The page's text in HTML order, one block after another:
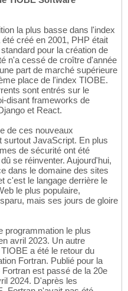
la plus basse dans l'index
créé en 2001, PHP était
pour la création de
n'a cessé de croître d'année
part de marché supérieure
place de l'index TIOBE.
sont entrés sur le
disant frameworks de
et React.
de ces nouveaux
JavaScript. En plus
de sécurité ont été
se réinventer. Aujourd'hui,
dans le domaine des sites
c'est le langage derrière le
le plus populaire,
mais ses jours de gloire
programmation le plus
avril 2023. Un autre
a été le retour du
Fortran. Publié pour la
est passé de la 20e
2024. D'après les